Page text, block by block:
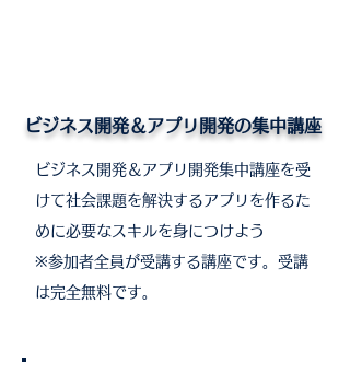
​ビジネス開発＆アプリ開発の集中講座
ビジネス開発＆アプリ開発集中講座を受
けて社会課題を解決するアプリを作るた
めに必要なスキルを身につけよう
​※参加者全員が受講する講座です。受講
は完全無料です。